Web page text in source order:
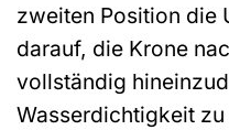
zweiten Position die
darauf, die Krone
vollständig
Wasserdichtigkeit